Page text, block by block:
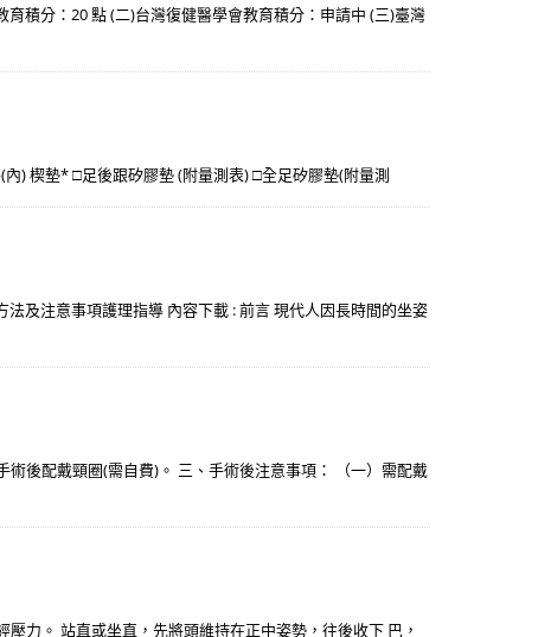
積分：20 點 (二)台灣復健醫學會教育積分：申請中 (三)臺灣
) 楔墊* □足後跟矽膠墊 (附量測表) □全足矽膠墊(附量測
及注意事項護理指導 內容下載 : 前言 現代人因長時間的坐姿
後配戴頸圈(需自費)。 三、手術後注意事項： （一）需配戴
力。 站直或坐直，先將頭維持在正中姿勢，往後收下 巴，